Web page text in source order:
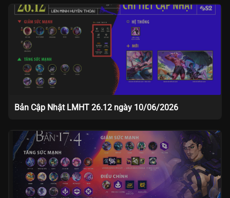
Bản Cập Nhật LMHT 26.12 ngày 10/06/2026